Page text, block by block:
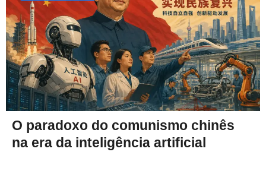
O paradoxo do comunismo chinês
na era da inteligência artificial